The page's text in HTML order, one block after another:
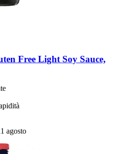
Free Light Soy Sauce,
agosto